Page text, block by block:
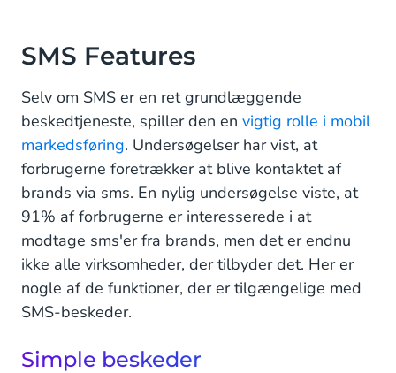
SMS Features
Selv om SMS er en ret grundlæggende
beskedtjeneste, spiller den en vigtig rolle i mobil
markedsføring. Undersøgelser har vist, at
forbrugerne foretrækker at blive kontaktet af
brands via sms. En nylig undersøgelse viste, at
91% af forbrugerne er interesserede i at
modtage sms'er fra brands, men det er endnu
ikke alle virksomheder, der tilbyder det. Her er
nogle af de funktioner, der er tilgængelige med
SMS-beskeder.
Simple beskeder